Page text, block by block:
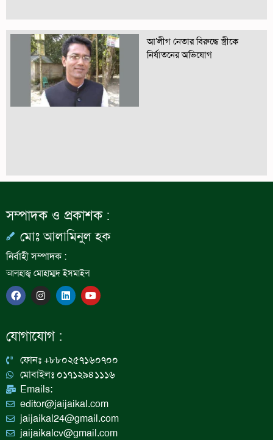
আ’লীগ নেতার বিরুদ্ধে স্ত্রীকে
নির্যাতনের অভিযোগ
সম্পাদক ও প্রকাশক :
মোঃ আলামিনুল হক
নির্বাহী সম্পাদক :
আলহাজ্ব মোহাম্মদ ইসমাইল
F
a
c
b
o
I
n
s
a
g
a
m
L
i
n
n
Y
o
u
যোগাযোগ :
ফোনঃ +৮৮০২৫৭১৬০৭০০
মোবাইলঃ ০১৭১২৯৪১১১৬
Emails:
editor@jaijaikal.com
jaijaikal24@gmail.com
jaijaikalcv@gmail.com